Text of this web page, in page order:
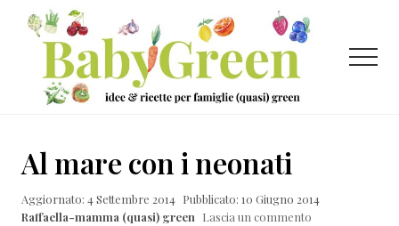
Menu
Passa
contenuto
principale
Passa
laterale
primaria
Passa
ricette
per
Menu
Al mare con i neonati
Aggiornato: 4 Settembre 2014 Pubblicato: 10 Giugno 2014
Raffaella-mamma (quasi) green Lascia un commento